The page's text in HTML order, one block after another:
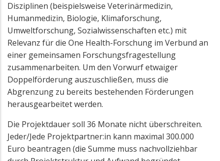
Disziplinen (beispielsweise Veterinärmedizin,
Humanmedizin, Biologie, Klimaforschung,
Umweltforschung, Sozialwissenschaften etc.) mit
Relevanz für die One Health-Forschung im Verbund an
einer gemeinsamen Forschungsfragestellung
zusammenarbeiten. Um den Vorwurf etwaiger
Doppelförderung auszuschließen, muss die
Abgrenzung zu bereits bestehenden Förderungen
herausgearbeitet werden.
Die Projektdauer soll 36 Monate nicht überschreiten.
Jeder/Jede Projektpartner:in kann maximal 300.000
Euro beantragen (die Summe muss nachvollziehbar